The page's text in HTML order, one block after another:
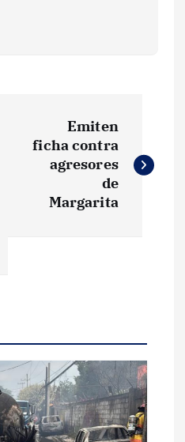
Emiten
ficha contra
agresores
de
Margarita